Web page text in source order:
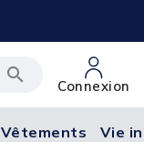
 Connexion
Vêtements Vie